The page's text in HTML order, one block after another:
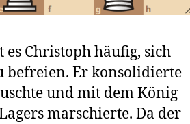
Christoph häufig, sich
befreien. Er konsolidierte
und mit dem König
marschierte. Da der